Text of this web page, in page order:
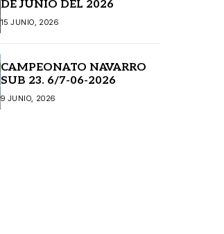
DE JUNIO DEL 2026
15 JUNIO, 2026
CAMPEONATO NAVARRO
SUB 23. 6/7-06-2026
9 JUNIO, 2026